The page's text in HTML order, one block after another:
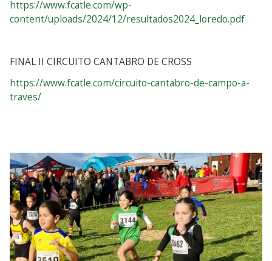
https://www.fcatle.com/wp-
content/uploads/2024/12/resultados2024_loredo.pdf
FINAL II CIRCUITO CANTABRO DE CROSS
https://www.fcatle.com/circuito-cantabro-de-campo-a-
traves/